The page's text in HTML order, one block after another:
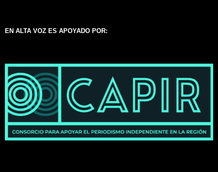
EN ALTA VOZ ES APOYADO POR: